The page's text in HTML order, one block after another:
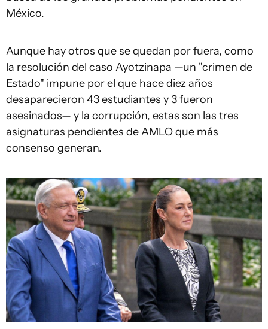
México.
Aunque hay otros que se quedan por fuera, como
la resolución del caso Ayotzinapa —un "crimen de
Estado" impune por el que hace diez años
desaparecieron 43 estudiantes y 3 fueron
asesinados— y la corrupción, estas son las tres
asignaturas pendientes de AMLO que más
consenso generan.